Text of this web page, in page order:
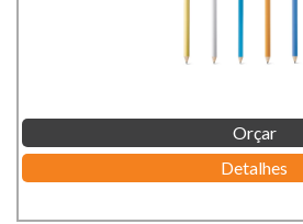
Orçar
Detalhes